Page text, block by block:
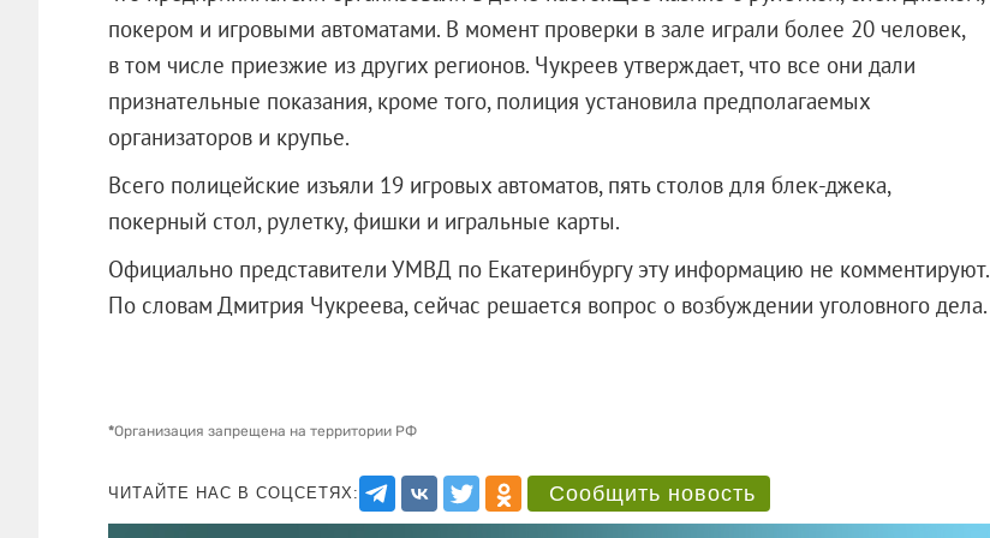
покером и игровыми автоматами. В момент проверки в зале играли более 20 человек,
в том числе приезжие из других регионов. Чукреев утверждает, что все они дали
признательные показания, кроме того, полиция установила предполагаемых
организаторов и крупье.
Всего полицейские изъяли 19 игровых автоматов, пять столов для блек-джека,
покерный стол, рулетку, фишки и игральные карты.
Официально представители УМВД по Екатеринбургу эту информацию не комментируют.
По словам Дмитрия Чукреева, сейчас решается вопрос о возбуждении уголовного дела.
*Организация запрещена на территории РФ
ЧИТАЙТЕ НАС В СОЦСЕТЯХ: Сообщить новость